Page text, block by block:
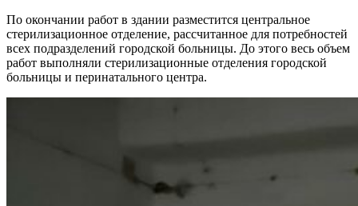
По окончании работ в здании разместится центральное
стерилизационное отделение, рассчитанное для потребностей
всех подразделений городской больницы. До этого весь объем
работ выполняли стерилизационные отделения городской
больницы и перинатального центра.